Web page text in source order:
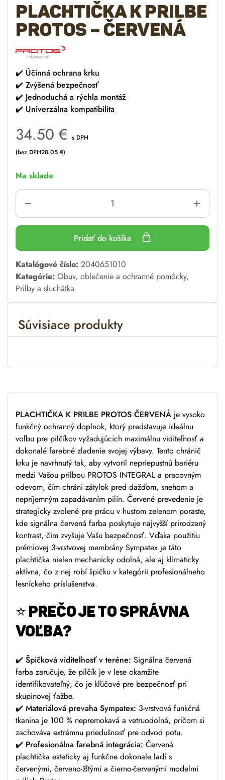
Plachtička k prilbe
PROTOS – červená
✔️ Účinná ochrana krku
✔️ Zvýšená bezpečnosť
✔️ Jednoduchá a rýchla montáž
✔️ Univerzálna kompatibilita
34.50 € s DPH
(bez DPH28.05 €)
Na sklade
Pridať do košíka
A
l
t
e
n
a
Katalógové číslo: 2040651010
Kategórie: Obuv, oblečenie a ochranné pomôcky,
Prilby a sluchátka
Súvisiace produkty
PLACHTIČKA K PRILBE PROTOS ČERVENÁ je vysoko
funkčný ochranný doplnok, ktorý predstavuje ideálnu
voľbu pre pilčíkov vyžadujúcich maximálnu viditeľnosť a
dokonalé farebné zladenie svojej výbavy. Tento chránič
krku je navrhnutý tak, aby vytvoril nepriepustnú bariéru
medzi Vašou prilbou PROTOS INTEGRAL a pracovným
odevom, čím chráni zátylok pred dažďom, snehom a
nepríjemným zapadávaním pilín. Červené prevedenie je
strategicky zvolené pre prácu v hustom zelenom poraste,
kde signálna červená farba poskytuje najvyšší prirodzený
kontrast, čím zvyšuje Vašu bezpečnosť. Vďaka použitiu
prémiovej 3-vrstvovej membrány Sympatex je táto
plachtička nielen mechanicky odolná, ale aj klimaticky
aktívna, čo z nej robí špičku v kategórii profesionálneho
lesníckeho príslušenstva.
⭐ PREČO JE TO SPRÁVNA
VOĽBA?
✔️ Špičková viditeľnosť v teréne: Signálna červená
farba zaručuje, že pilčík je v lese okamžite
identifikovateľný, čo je kľúčové pre bezpečnosť pri
skupinovej ťažbe.
✔️ Materiálová prevaha Sympatex: 3-vrstvová funkčná
tkanina je 100 % nepremokavá a vetruodolná, pričom si
zachováva extrémnu priedušnosť pre odvod potu.
✔️ Profesionálna farebná integrácia: Červená
plachtička esteticky aj funkčne dokonale ladí s
červenými, červeno-žltými a čierno-červenými modelmi